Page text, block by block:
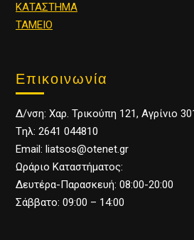
ΚΑΤΑΣΤΗΜΑ
ΤΑΜΕΙΟ
Επικοινωνία
Δ/νση: Χαρ. Τρικούπη 121, Αγρίνιο
Tηλ: 2641 044810
Email: liatsos@otenet.gr
Ωράριο Καταστήματος:
Δευτέρα-Παρασκευή: 08:00-20:00
Σάββατο: 09:00 – 14:00